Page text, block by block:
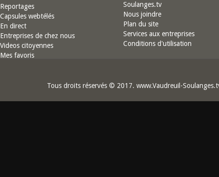
Reportages
Capsules webtélés
En direct
Entreprises de chez nous
Videos citoyennes
Mes favoris
Soulanges.tv
Nous joindre
Plan du site
Services aux entreprises
Conditions d'utilisation
Tous droits réservés © 2017. www.Vaudreuil-